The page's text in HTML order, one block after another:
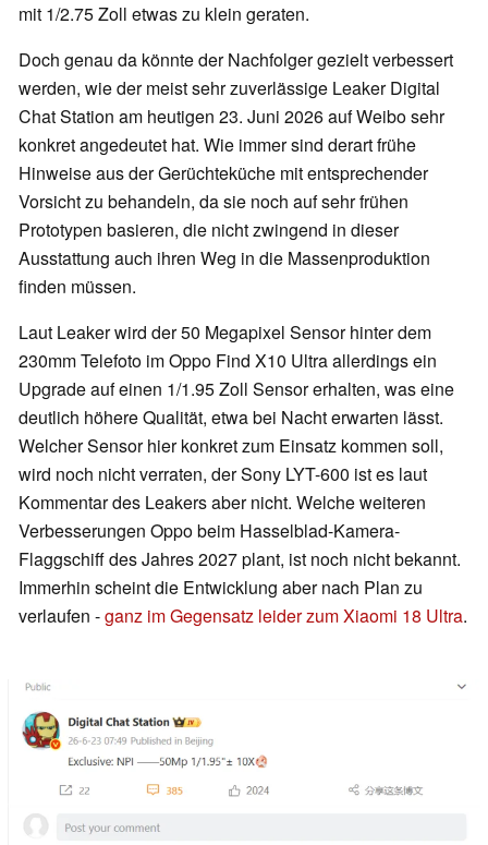
mit 1/2.75 Zoll etwas zu klein geraten.
Doch genau da könnte der Nachfolger gezielt verbessert
werden, wie der meist sehr zuverlässige Leaker Digital
Chat Station am heutigen 23. Juni 2026 auf Weibo sehr
konkret angedeutet hat. Wie immer sind derart frühe
Hinweise aus der Gerüchteküche mit entsprechender
Vorsicht zu behandeln, da sie noch auf sehr frühen
Prototypen basieren, die nicht zwingend in dieser
Ausstattung auch ihren Weg in die Massenproduktion
finden müssen.
Laut Leaker wird der 50 Megapixel Sensor hinter dem
230mm Telefoto im Oppo Find X10 Ultra allerdings ein
Upgrade auf einen 1/1.95 Zoll Sensor erhalten, was eine
deutlich höhere Qualität, etwa bei Nacht erwarten lässt.
Welcher Sensor hier konkret zum Einsatz kommen soll,
wird noch nicht verraten, der Sony LYT-600 ist es laut
Kommentar des Leakers aber nicht. Welche weiteren
Verbesserungen Oppo beim Hasselblad-Kamera-
Flaggschiff des Jahres 2027 plant, ist noch nicht bekannt.
Immerhin scheint die Entwicklung aber nach Plan zu
verlaufen -ganz im Gegensatz leider zum Xiaomi 18 Ultra.